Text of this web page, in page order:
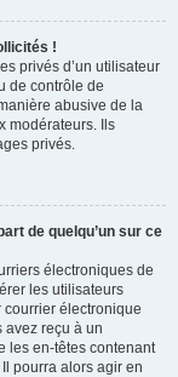
!
privés d’un utilisateur
de contrôle de
abusive de la
modérateurs. Ils
privés.
de quelqu’un sur ce
électroniques de
les utilisateurs
courrier électronique
reçu à un
les en-têtes contenant
pourra alors agir en